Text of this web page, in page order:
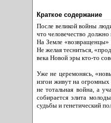
Краткое содержание
После великой войны
что человечество
На Земле
Не желая тесниться,
века Новой эры кто-то
Уже не церемонясь,
изгои живут на
не тотальная война, а
собирается элита
судьбы и генетический